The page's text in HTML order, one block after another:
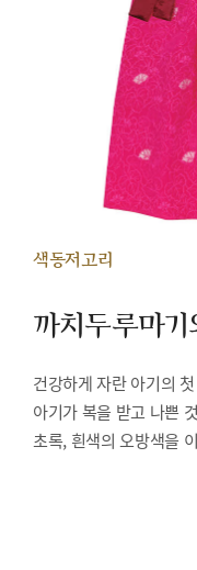
색동저고리
까치두루마
건강하게 자란 아기의
아기가 복을 받고 나쁜
초록, 흰색의 오방색을